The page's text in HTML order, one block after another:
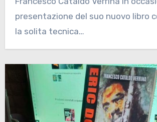
presentazione del suo nuovo libro
la solita tecnica…